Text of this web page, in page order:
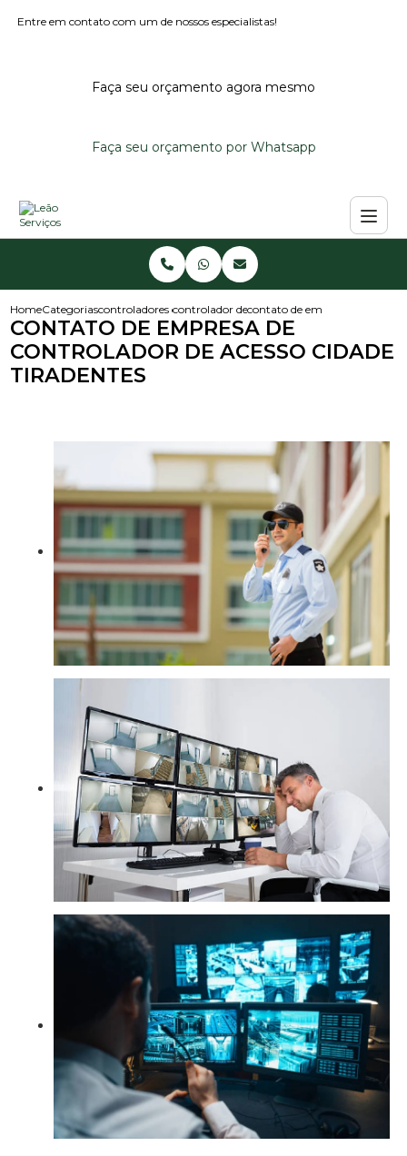
Entre em contato com um de nossos especialistas!
Faça seu orçamento agora mesmo
Faça seu orçamento por Whatsapp
HomeCategoriascontroladores de acessocontrolador de acessocontato de empresa de
CONTATO DE EMPRESA DE
CONTROLADOR DE ACESSO CIDADE
TIRADENTES